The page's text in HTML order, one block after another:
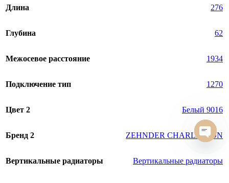
Длина 276
Глубина 62
Межосевое расстояние 1934
Подключение тип 1270
Цвет 2 Белый 9016
Бренд 2 ZEHNDER CHARLESTON
Вертикальные радиаторы Вертикальные радиаторы